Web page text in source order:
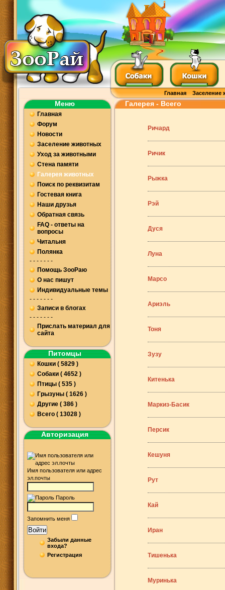
Главная Заселение
Меню
Главная
Форум
Новости
Заселение животных
Уход за животными
Стена памяти
Галерея животных
Поиск по реквизитам
Гостевая книга
Наши друзья
Обратная связь
FAQ - ответы на
вопросы
Читальня
Полянка
- - - - - - -
Помощь ЗооРаю
О нас пишут
Индивидуальные темы
- - - - - - -
Записи в блогах
- - - - - - -
Прислать материал для
сайта
Питомцы
Кошки ( 5829 )
Собаки ( 4652 )
Птицы ( 535 )
Грызуны ( 1626 )
Другие ( 386 )
Всего ( 13028 )
Авторизация
Имя пользователя или адрес
эл.почты
Пароль
Запомнить меня
Войти
Забыли данные
входа?
Регистрация
Галерея - Всего
Ричард
Ричик
Рыжка
Рэй
Дуся
Луна
Марсо
Ариэль
Тоня
Зузу
Китенька
Маркиз-Басик
Персик
Кешуня
Рут
Кай
Иран
Тишенька
Муринька